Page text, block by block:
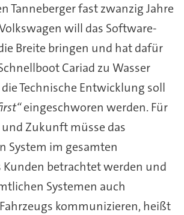
Tanneberger fast zwanzig Jahre
will das Software-
Breite bringen und hat dafür
Cariad zu Wasser
Technische Entwicklung soll
eingeschworen werden. Für
Zukunft müsse das
System im gesamten
Kunden betrachtet werden und
Systemen auch
kommunizieren, heißt